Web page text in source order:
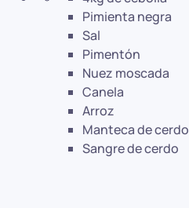
Pimienta negra
Sal
Pimentón
Nuez moscada
Canela
Arroz
Manteca de cerdo
Sangre de cerdo